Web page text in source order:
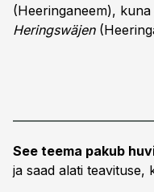
(Heeringaneem),
Heringswäjen
See teema pakub
ja saad alati teavituse,